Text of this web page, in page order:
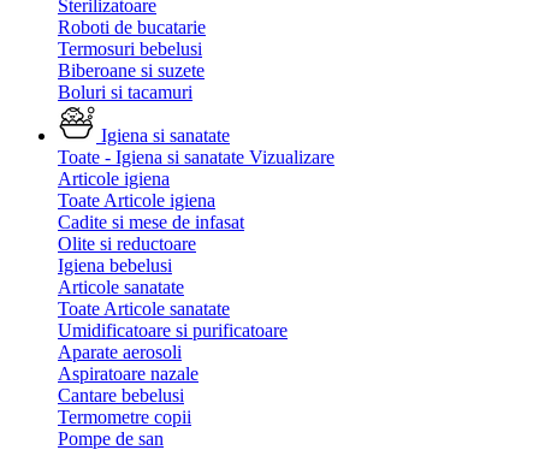
Sterilizatoare
Roboti de bucatarie
Termosuri bebelusi
Biberoane si suzete
Boluri si tacamuri
Igiena si sanatate
Toate - Igiena si sanatate Vizualizare
Articole igiena
Toate Articole igiena
Cadite si mese de infasat
Olite si reductoare
Igiena bebelusi
Articole sanatate
Toate Articole sanatate
Umidificatoare si purificatoare
Aparate aerosoli
Aspiratoare nazale
Cantare bebelusi
Termometre copii
Pompe de san